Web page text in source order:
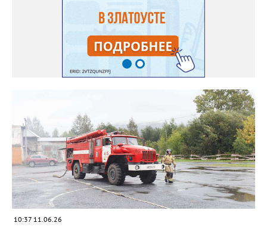
10:37 11.06.26